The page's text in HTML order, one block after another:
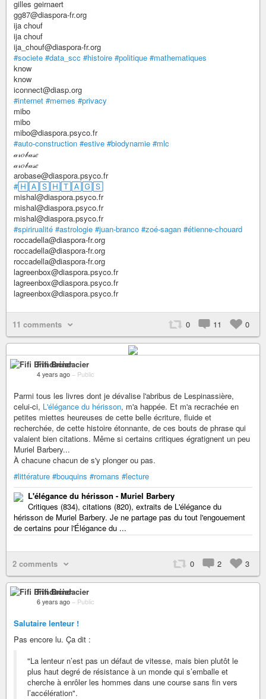
gilles geirnaert
gg87@diaspora-fr.org
ija chouf
ija chouf
ija_chouf@diaspora-fr.org
#societe #data_scc #histoire #politique #mathematiques
know
know
iconnect@diasp.org
#internet #memes #privacy
mibo
mibo
mibo@diaspora.psyco.fr
#auto-construction #estive #biodynamie #mlc
𝒶𝓇𝑜𝒷𝒶𝓈𝑒
𝒶𝓇𝑜𝒷𝒶𝓈𝑒
arobase@diaspora.psyco.fr
#🄷🄰🅂🄷🅃🄰🄶🅂
mishal@diaspora.psyco.fr
mishal@diaspora.psyco.fr
mishal@diaspora.psyco.fr
#spirirualité #astrologie #juan-branco #zoé-sagan #étienne-chouard
roccadella@diaspora-fr.org
roccadella@diaspora-fr.org
roccadella@diaspora-fr.org
lagreenbox@diaspora.psyco.fr
lagreenbox@diaspora.psyco.fr
lagreenbox@diaspora.psyco.fr
11 comments 0 11 0
Fifi Brindacier
4 years ago – Public
Parmi tous les livres dont je dévalise l'abribus de Lespinassière,
celui-ci, L'élégance du hérisson, m'a happée. Et m'a recrachée en
petites miettes heureuses de cette belle écriture, fluide et
recherchée, de cette histoire étonnante, de ces bouts de phrase qui
valaient bien citations. Même si certains critiques égratignent un peu
Muriel Barbery...
À chacune chacun de s'y plonger ou pas.
#littérature #bouquins #romans #lecture
L'élégance du hérisson - Muriel Barbery
Critiques (834), citations (820), extraits de L'élégance du
hérisson de Muriel Barbery. Je ne partage pas du tout l'engouement
de certains pour l'Élégance du ...
2 comments 0 2 3
Fifi Brindacier
6 years ago – Public
Salutaire lenteur !
Pas encore lu. Ça dit :
"La lenteur n’est pas un défaut de vitesse, mais bien plutôt le
plus haut degré de résistance à un monde qui s’emballe et
cherche à enrôler les hommes dans une course sans fin vers
l’accélération".